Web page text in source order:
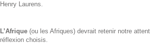
Henry Laurens.
L’Afrique (ou les Afriques) devrait retenir notre
réflexion choisis.